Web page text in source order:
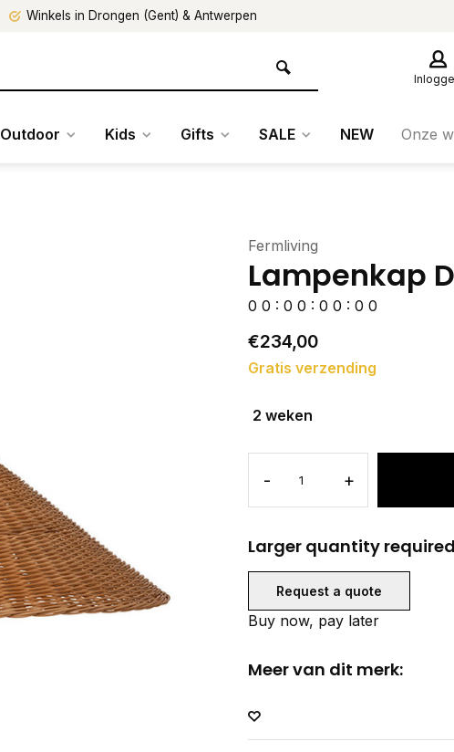
Winkels in Drongen (Gent) & Antwerpen
Outdoor Kids Gifts SALE NEW Onze
Fermliving
Lampenkap
0 0 : 0 0 : 0 0 : 0 0
€234,00
Gratis verzending
2 weken
- +
Larger quantity
Request a quote
Buy now, pay later
Meer van dit merk: